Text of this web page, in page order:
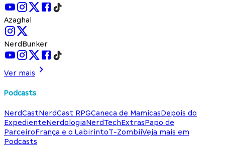
Azaghal
NerdBunker
Ver mais
Podcasts
NerdCastNerdCast RPGCaneca de MamicasDepois do
ExpedienteNerdologiaNerdTechExtrasPapo de
ParceiroFrança e o LabirintoT-ZombiiVeja mais em
Podcasts